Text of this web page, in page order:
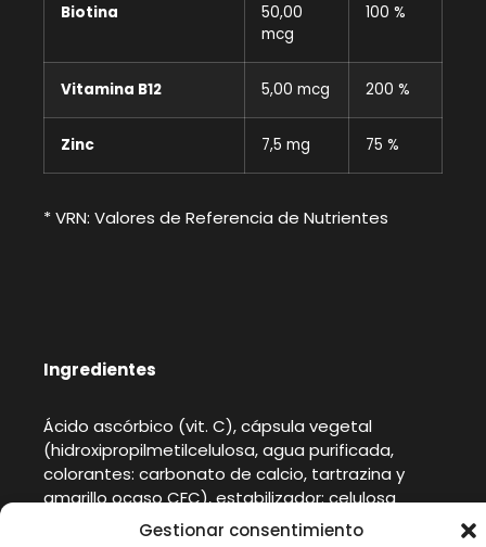
Gestionar consentimiento
Biotina
50,00
mcg
100 %
Vitamina B12 5,00 mcg 200 %
Zinc 7,5 mg 75 %
* VRN: Valores de Referencia de Nutrientes
Ingredientes
Ácido ascórbico (vit. C), cápsula vegetal
(hidroxipropilmetilcelulosa, agua purificada,
colorantes: carbonato de calcio, tartrazina y
amarillo ocaso CFC), estabilizador: celulosa
microcristalina; acetato de DL-alfa-tocoferilo